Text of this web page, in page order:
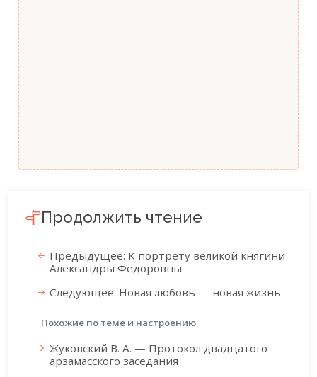
Продолжить чтение
Предыдущее: К портрету великой княгини
Александры Федоровны
Следующее: Новая любовь — новая жизнь
Похожие по теме и настроению
Жуковский В. А. — Протокол двадцатого
арзамасского заседания